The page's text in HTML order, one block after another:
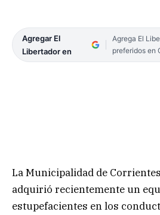
Agregar El
Libertador en
Agrega El
preferidos en
La Municipalidad de
adquirió recientemente un
estupefacientes en los